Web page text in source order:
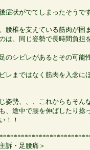
症状がでてしまったそうです
腰椎を支えている筋肉が固
は、同じ姿勢で長時間負担
のシビレがあるとその可能
レまではなく筋肉を入念に
姿勢、、、これからもそん
、途中で腰を伸ばしたり捻
！！
・足腰痛＞